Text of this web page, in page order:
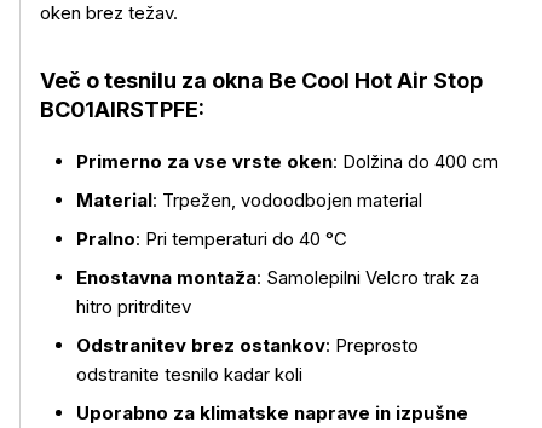
oken brez težav.
Več o tesnilu za okna Be Cool Hot Air Stop
BC01AIRSTPFE:
Primerno za vse vrste oken: Dolžina do 400 cm
Material: Trpežen, vodoodbojen material
Pralno: Pri temperaturi do 40 °C
Enostavna montaža: Samolepilni Velcro trak za
hitro pritrditev
Odstranitev brez ostankov: Preprosto
odstranite tesnilo kadar koli
Uporabno za klimatske naprave in izpušne